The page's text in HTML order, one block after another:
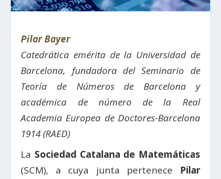
Pilar Bayer
Catedrática emérita de la Universidad de
Barcelona, fundadora del Seminario de
Teoría de Números de Barcelona y
académica de número de la Real
Academia Europea de Doctores-Barcelona
1914 (RAED)
La Sociedad Catalana de Matemáticas
(SCM), a cuya junta pertenece Pilar